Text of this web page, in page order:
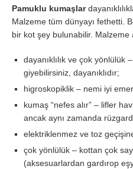
Pamuklu kumaşlar
Malzeme tüm dünyayı fethetti.
bir kot şey bulunabilir. Malzeme
dayanıklılık ve çok yönlülük
giyebilirsiniz, dayanıklıdır;
higroskopiklik – nemi iyi
kumaş “nefes alır” – lifler
ancak aynı zamanda
elektriklenmez ve toz
çok yönlülük – kottan çok
(aksesuarlardan gardırop